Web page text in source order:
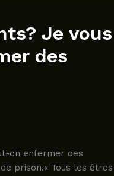
Je vous
des
on enfermer des
prison.« Tous les êtres